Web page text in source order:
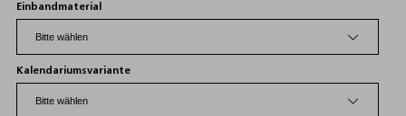
Einbandmaterial
Kalendariumsvariante